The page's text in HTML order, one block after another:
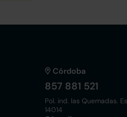
Córdoba
857 881 521
Pol. ind. las Quemadas.
14014